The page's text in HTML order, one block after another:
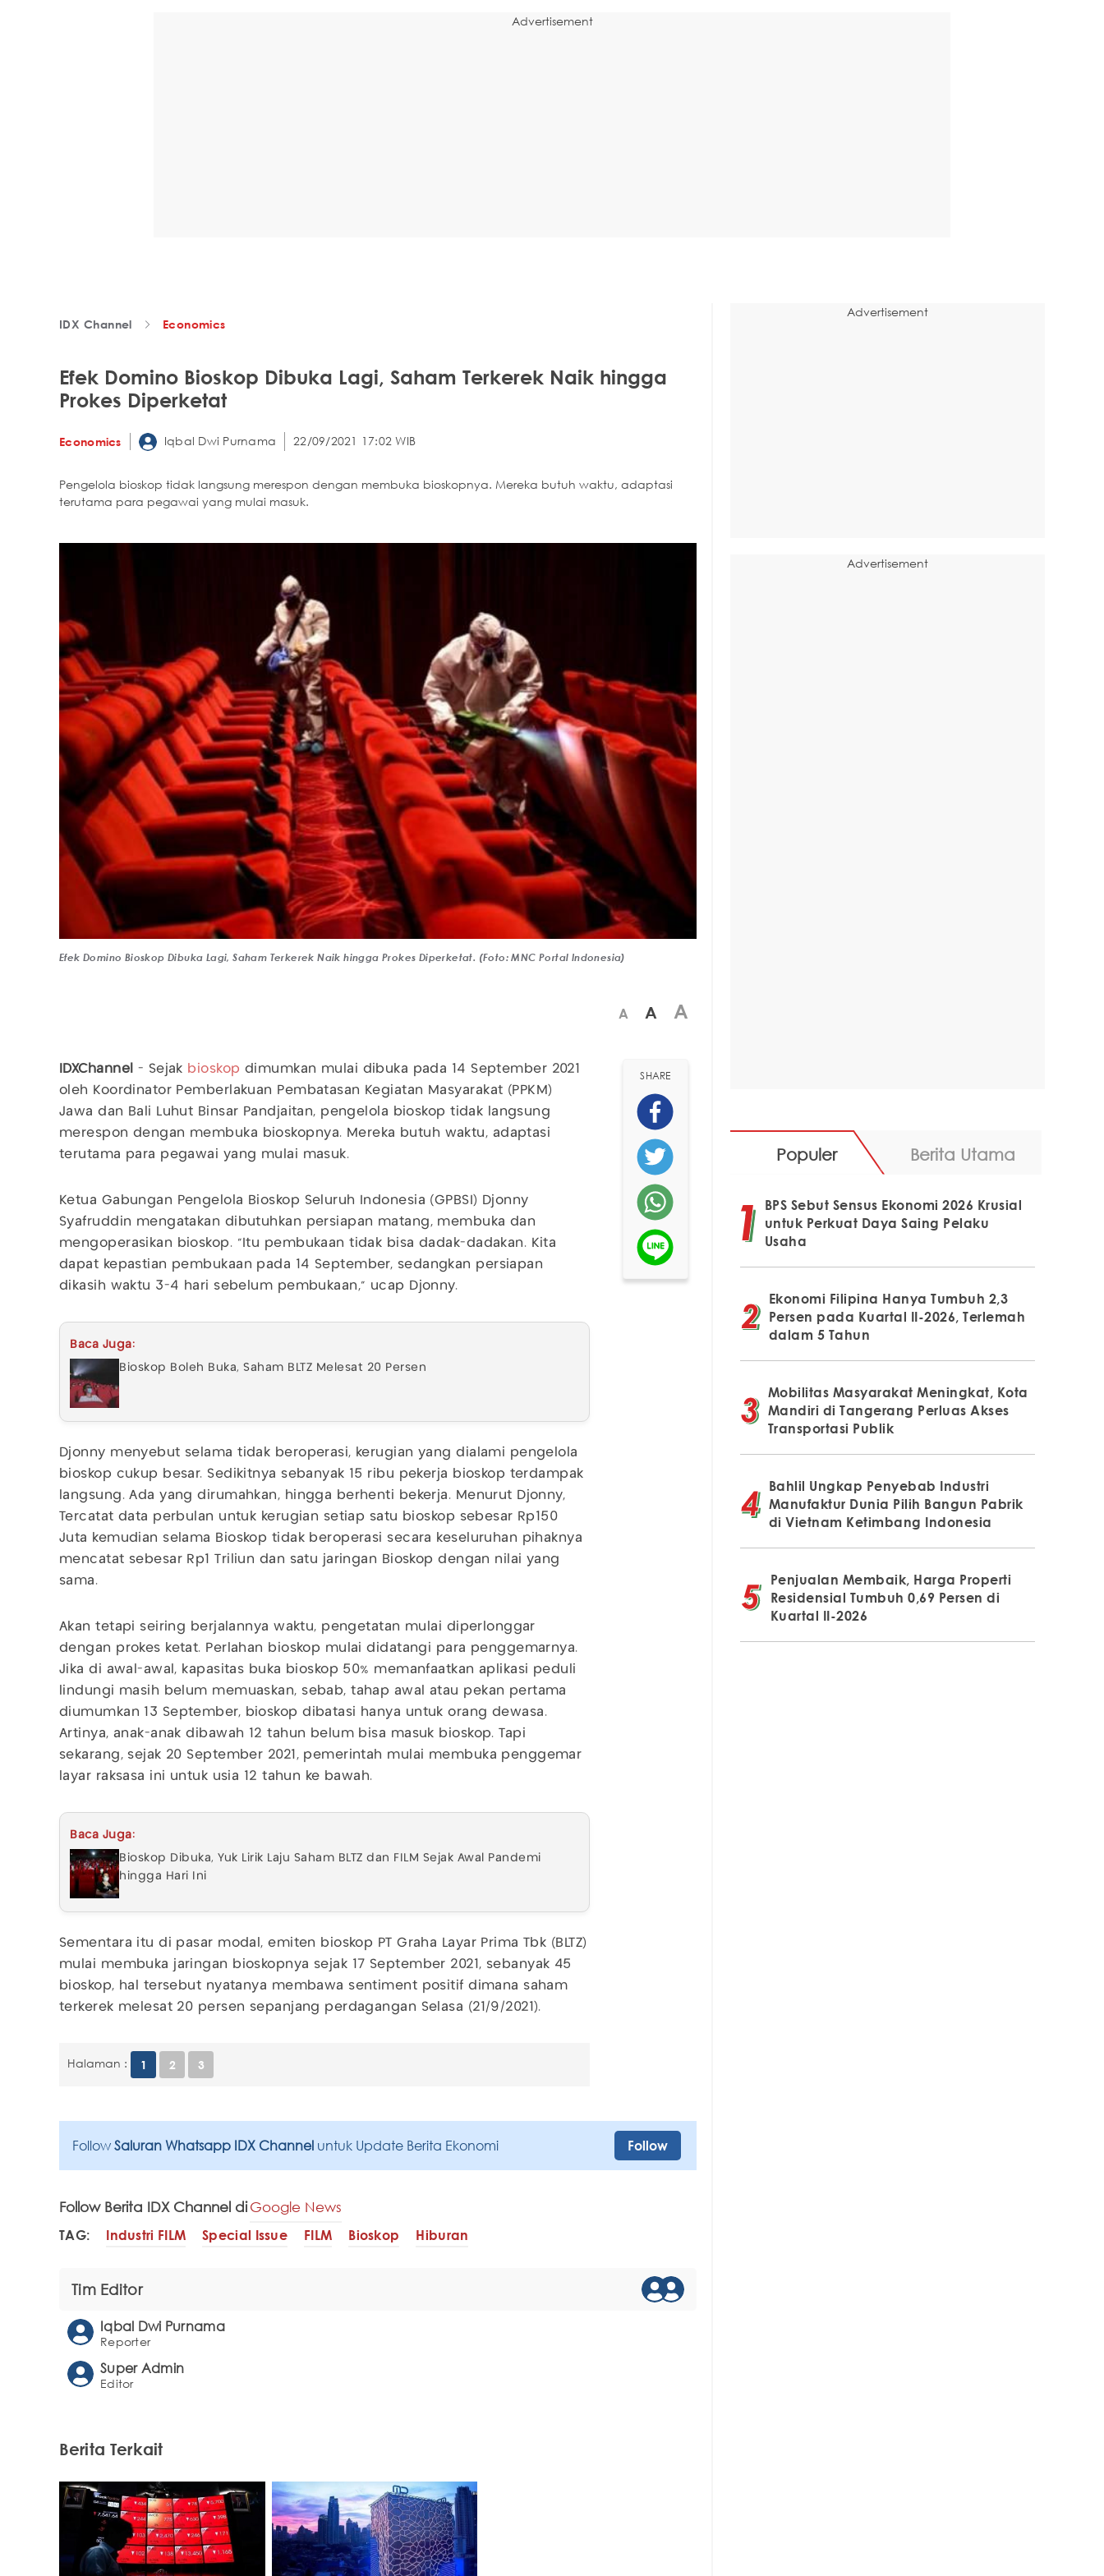
Advertisement
IDX Channel Economics
Efek Domino Bioskop Dibuka Lagi, Saham Terkerek Naik hingga
Prokes Diperketat
Economics Iqbal Dwi Purnama 22/09/2021 17:02 WIB
Pengelola bioskop tidak langsung merespon dengan membuka bioskopnya. Mereka butuh waktu, adaptasi
terutama para pegawai yang mulai masuk.
Efek Domino Bioskop Dibuka Lagi, Saham Terkerek Naik hingga Prokes Diperketat. (Foto: MNC Portal Indonesia)
A A A
IDXChannel - Sejak bioskop dimumkan mulai dibuka pada 14 September 2021
oleh Koordinator Pemberlakuan Pembatasan Kegiatan Masyarakat (PPKM)
Jawa dan Bali Luhut Binsar Pandjaitan, pengelola bioskop tidak langsung
merespon dengan membuka bioskopnya. Mereka butuh waktu, adaptasi
terutama para pegawai yang mulai masuk.
Ketua Gabungan Pengelola Bioskop Seluruh Indonesia (GPBSI) Djonny
Syafruddin mengatakan dibutuhkan persiapan matang, membuka dan
mengoperasikan bioskop. “Itu pembukaan tidak bisa dadak-dadakan. Kita
dapat kepastian pembukaan pada 14 September, sedangkan persiapan
dikasih waktu 3-4 hari sebelum pembukaan,” ucap Djonny.
Baca Juga:
Bioskop Boleh Buka, Saham BLTZ Melesat 20 Persen
Djonny menyebut selama tidak beroperasi, kerugian yang dialami pengelola
bioskop cukup besar. Sedikitnya sebanyak 15 ribu pekerja bioskop terdampak
langsung. Ada yang dirumahkan, hingga berhenti bekerja. Menurut Djonny,
Tercatat data perbulan untuk kerugian setiap satu bioskop sebesar Rp150
Juta kemudian selama Bioskop tidak beroperasi secara keseluruhan pihaknya
mencatat sebesar Rp1 Triliun dan satu jaringan Bioskop dengan nilai yang
sama.
Akan tetapi seiring berjalannya waktu, pengetatan mulai diperlonggar
dengan prokes ketat. Perlahan bioskop mulai didatangi para penggemarnya.
Jika di awal-awal, kapasitas buka bioskop 50% memanfaatkan aplikasi peduli
lindungi masih belum memuaskan, sebab, tahap awal atau pekan pertama
diumumkan 13 September, bioskop dibatasi hanya untuk orang dewasa.
Artinya, anak-anak dibawah 12 tahun belum bisa masuk bioskop. Tapi
sekarang, sejak 20 September 2021, pemerintah mulai membuka penggemar
layar raksasa ini untuk usia 12 tahun ke bawah.
Baca Juga:
Bioskop Dibuka, Yuk Lirik Laju Saham BLTZ dan FILM Sejak Awal Pandemi
hingga Hari Ini
Sementara itu di pasar modal, emiten bioskop PT Graha Layar Prima Tbk (BLTZ)
mulai membuka jaringan bioskopnya sejak 17 September 2021, sebanyak 45
bioskop, hal tersebut nyatanya membawa sentiment positif dimana saham
terkerek melesat 20 persen sepanjang perdagangan Selasa (21/9/2021).
Halaman : 1 2 3
SHARE
Follow Saluran Whatsapp IDX Channel untuk Update Berita Ekonomi Follow
Follow Berita IDX Channel diGoogle News
TAG: Industri FILM Special Issue FILM Bioskop Hiburan
Tim Editor
Iqbal Dwi Purnama
Reporter
Super Admin
Editor
Berita Terkait
Advertisement
Advertisement
Populer Berita Utama
BPS Sebut Sensus Ekonomi 2026 Krusial
untuk Perkuat Daya Saing Pelaku
Usaha
Ekonomi Filipina Hanya Tumbuh 2,3
Persen pada Kuartal II-2026, Terlemah
dalam 5 Tahun
Mobilitas Masyarakat Meningkat, Kota
Mandiri di Tangerang Perluas Akses
Transportasi Publik
Bahlil Ungkap Penyebab Industri
Manufaktur Dunia Pilih Bangun Pabrik
di Vietnam Ketimbang Indonesia
Penjualan Membaik, Harga Properti
Residensial Tumbuh 0,69 Persen di
Kuartal II-2026